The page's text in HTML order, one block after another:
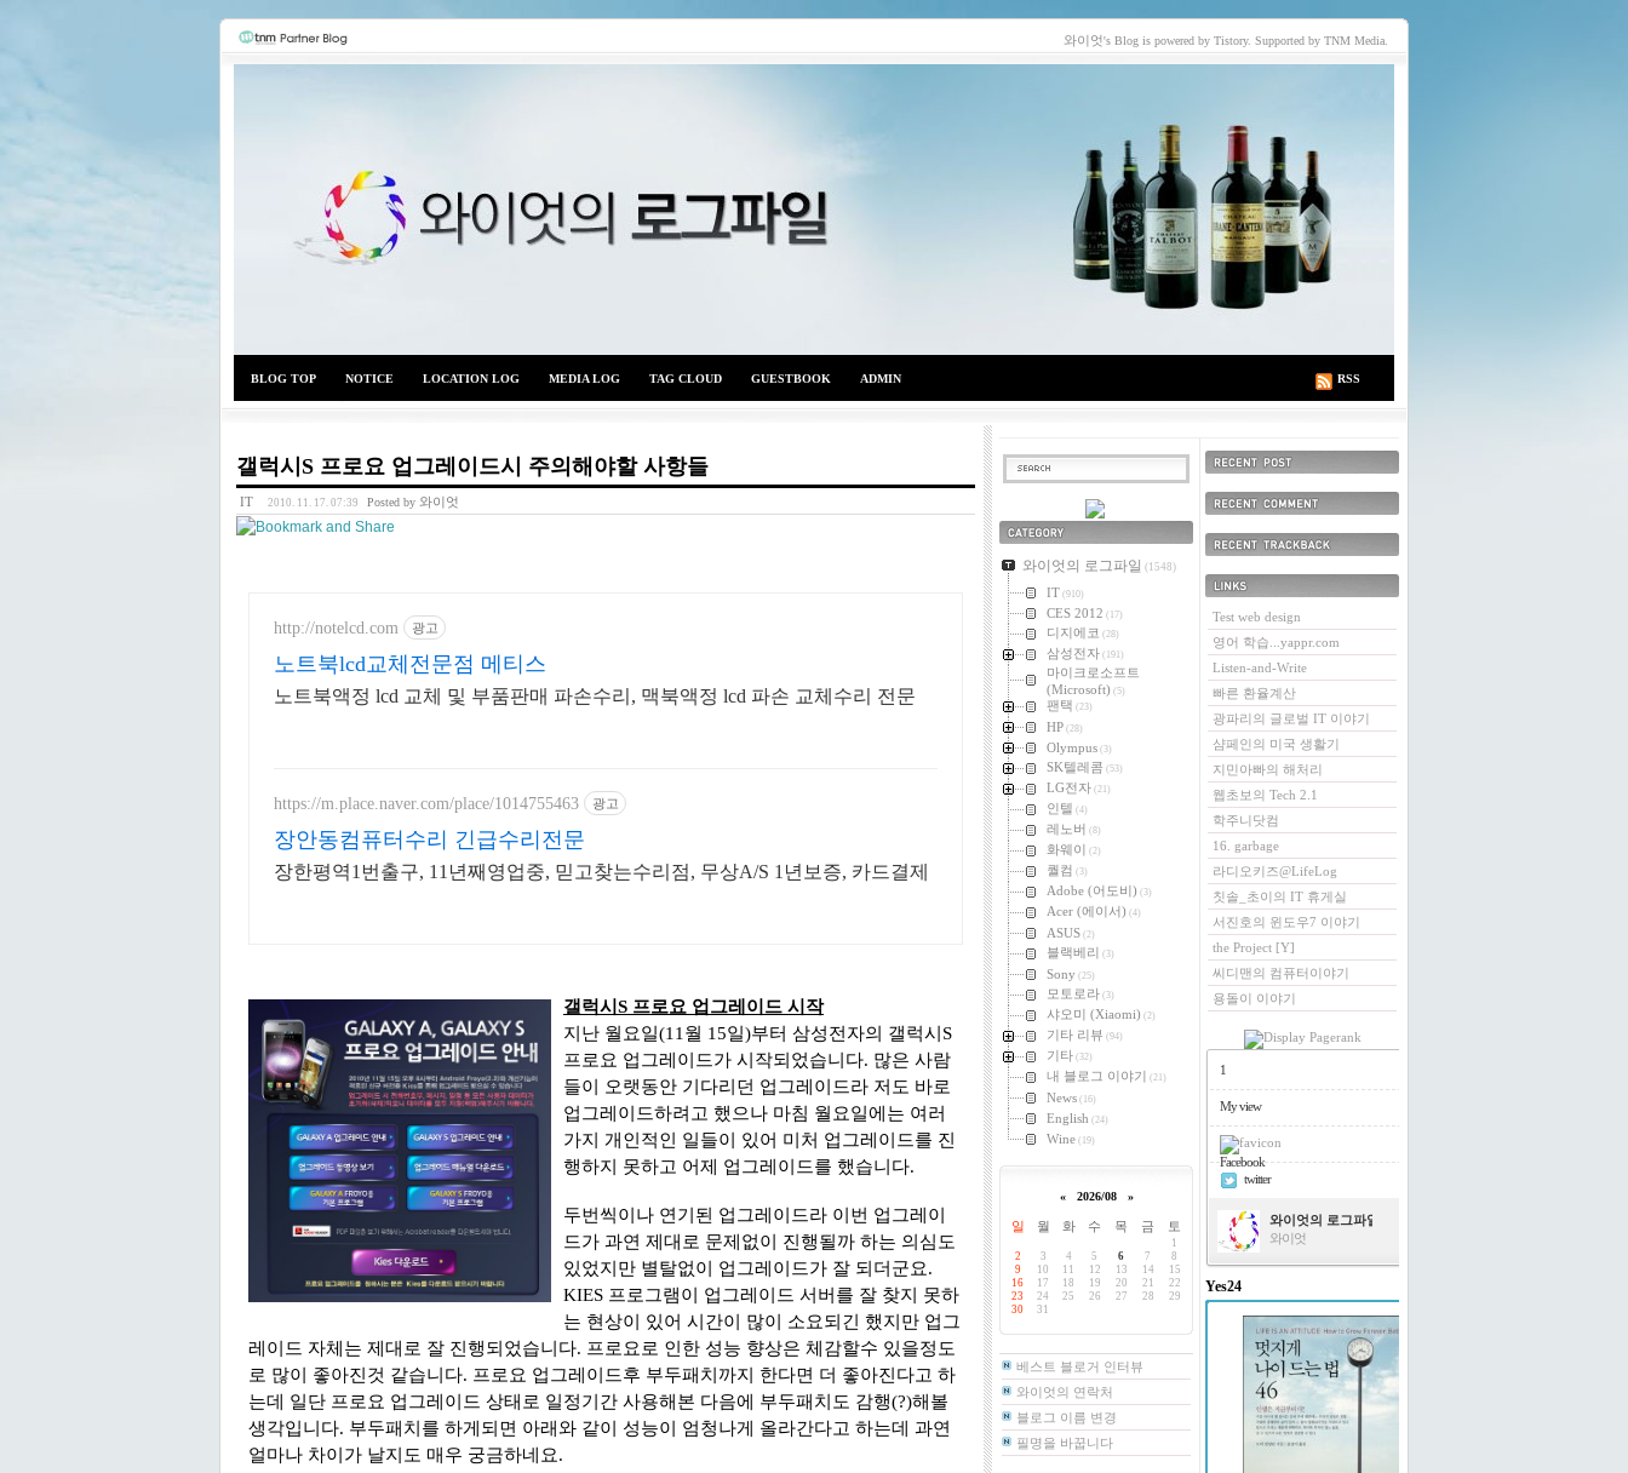
와이엇's Blog is powered by Tistory. Supported by TNM Media.
BLOG TOP NOTICE LOCATION LOG MEDIA LOG TAG CLOUD GUESTBOOK ADMIN RSS
갤럭시S 프로요 업그레이드시 주의해야할 사항들
IT 2010. 11. 17. 07:39 Posted by 와이엇
http://notelcd.com 광고
노트북lcd교체전문점 메티스
노트북액정 lcd 교체 및 부품판매 파손수리, 맥북액정 lcd 파손 교체수리 전문
https://m.place.naver.com/place/1014755463 광고
장안동컴퓨터수리 긴급수리전문
장한평역1번출구, 11년째영업중, 믿고찾는수리점, 무상A/S 1년보증, 카드결제
갤럭시S 프로요 업그레이드 시작
지난 월요일(11월 15일)부터 삼성전자의 갤럭시S
프로요 업그레이드가 시작되었습니다. 많은 사람
들이 오랫동안 기다리던 업그레이드라 저도 바로
업그레이드하려고 했으나 마침 월요일에는 여러
가지 개인적인 일들이 있어 미처 업그레이드를 진
행하지 못하고 어제 업그레이드를 했습니다.
두번씩이나 연기된 업그레이드라 이번 업그레이
드가 과연 제대로 문제없이 진행될까 하는 의심도
있었지만 별탈없이 업그레이드가 잘 되더군요.
KIES 프로그램이 업그레이드 서버를 잘 찾지 못하
는 현상이 있어 시간이 많이 소요되긴 했지만 업그
레이드 자체는 제대로 잘 진행되었습니다. 프로요로 인한 성능 향상은 체감할수 있을정도
로 많이 좋아진것 같습니다. 프로요 업그레이드후 부두패치까지 한다면 더 좋아진다고 하
는데 일단 프로요 업그레이드 상태로 일정기간 사용해본 다음에 부두패치도 감행(?)해볼
생각입니다. 부두패치를 하게되면 아래와 같이 성능이 엄청나게 올라간다고 하는데 과연
얼마나 차이가 날지도 매우 궁금하네요.
카테고리
와이엇의 로그파일 (1548)
IT (910)
CES 2012 (17)
디지에코 (28)
삼성전자 (191)
마이크로소프트
(Microsoft) (5)
팬택 (23)
HP (28)
Olympus (3)
SK텔레콤 (53)
LG전자 (21)
인텔 (4)
레노버 (8)
화웨이 (2)
퀄컴 (3)
Adobe (어도비) (3)
Acer (에이서) (4)
ASUS (2)
블랙베리 (3)
Sony (25)
모토로라 (3)
샤오미 (Xiaomi) (2)
기타 리뷰 (94)
기타 (32)
내 블로그 이야기 (21)
News (16)
English (24)
Wine (19)
« 2026/08 »
일 월 화 수 목 금 토
1
2
3 4 5 6 7
8
9
10 11 12 13 14
15
16
17 18 19 20 21
22
23
24 25 26 27 28
29
30
31
베스트 블로거 인터뷰
와이엇의 연락처
블로그 이름 변경
필명을 바꿉니다
링크
Test web design
영어 학습...yappr.com
Listen-and-Write
빠른 환율계산
광파리의 글로벌 IT 이야기
샴페인의 미국 생활기
지민아빠의 해처리
웹초보의 Tech 2.1
학주니닷컴
16. garbage
라디오키즈@LifeLog
칫솔_초이의 IT 휴게실
서진호의 윈도우7 이야기
the Project [Y]
씨디맨의 컴퓨터이야기
용돌이 이야기
1
My view
Facebook
twitter
와이엇의 로그파일
와이엇
Yes24